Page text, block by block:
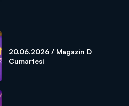
20.06.2026 / Magazin D
Cumartesi